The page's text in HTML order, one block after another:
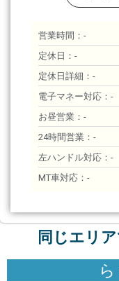
営業時間：-
定休日：-
定休日詳細：-
電子マネー対応：-
お昼営業：-
24時間営業：-
左ハンドル対応：-
MT車対応：-
同じエリ